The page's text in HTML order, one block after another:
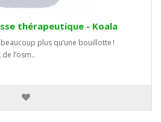
thérapeutique - Koala
plus qu’une bouillotte !
l’osm..